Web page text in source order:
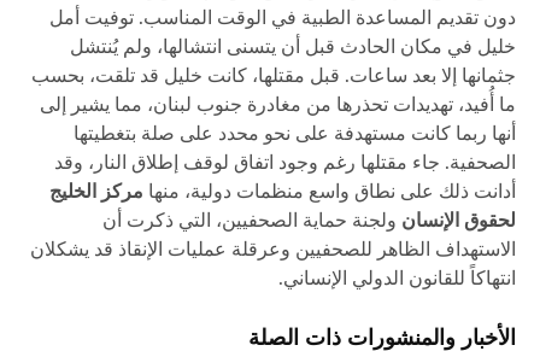
دون تقديم المساعدة الطبية في الوقت المناسب. توفيت أمل
خليل في مكان الحادث قبل أن يتسنى انتشالها، ولم يُنتشل
جثمانها إلا بعد ساعات. قبل مقتلها، كانت خليل قد تلقت، بحسب
ما أُفيد، تهديدات تحذرها من مغادرة جنوب لبنان، مما يشير إلى
أنها ربما كانت مستهدفة على نحو محدد على صلة بتغطيتها
الصحفية. جاء مقتلها رغم وجود اتفاق لوقف إطلاق النار، وقد
أدانت ذلك على نطاق واسع منظمات دولية، منها مركز الخليج
لحقوق الإنسان ولجنة حماية الصحفيين، التي ذكرت أن
الاستهداف الظاهر للصحفيين وعرقلة عمليات الإنقاذ قد يشكلان
انتهاكاً للقانون الدولي الإنساني.
الأخبار والمنشورات ذات الصلة